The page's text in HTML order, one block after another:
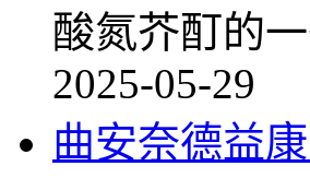
酸氮芥酊的
2025-05-29
曲安奈德益